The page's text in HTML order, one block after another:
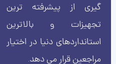
گیری از پیشرفته ترین
تجهیزات و بالاترین
استانداردهای دنیا در اختیار
مراجعین قرار می دهد.